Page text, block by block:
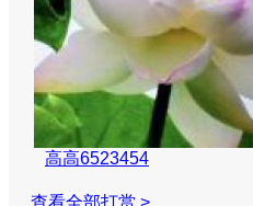
高高6523454
查看全部打赏 >